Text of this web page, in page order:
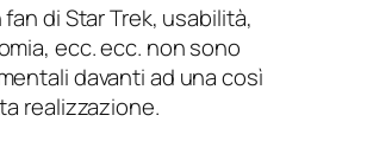
fan di Star Trek, usabilità,
ecc. ecc. non sono
davanti ad una così
realizzazione.